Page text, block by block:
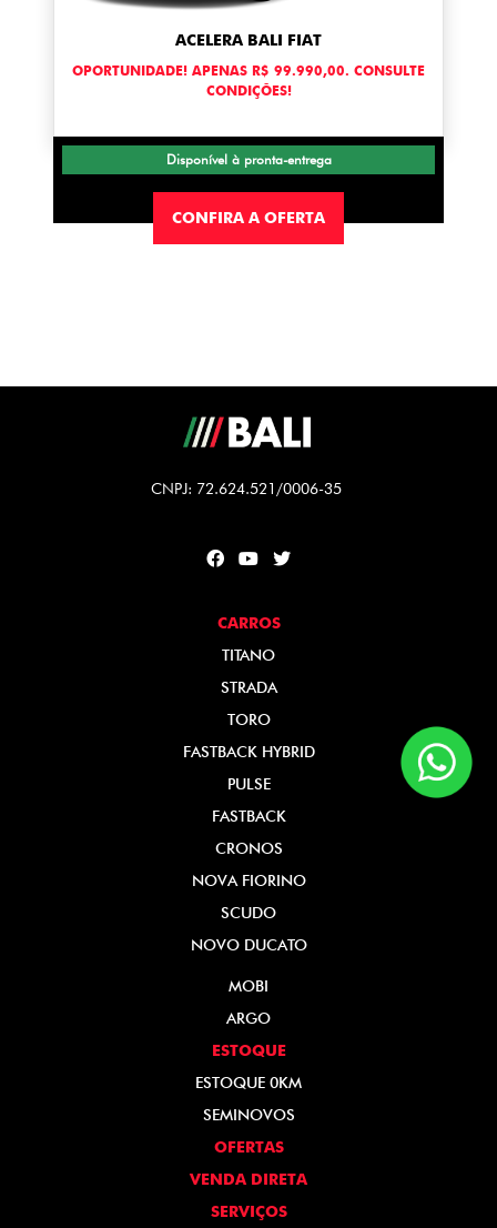
ACELERA BALI FIAT
OPORTUNIDADE! APENAS R$ 99.990,00. CONSULTE
CONDIÇÕES!
Disponível à pronta-entrega
CONFIRA A OFERTA
CNPJ: 72.624.521/0006-35
CARROS
TITANO
STRADA
TORO
FASTBACK HYBRID
PULSE
FASTBACK
CRONOS
NOVA FIORINO
SCUDO
NOVO DUCATO
MOBI
ARGO
ESTOQUE
ESTOQUE 0KM
SEMINOVOS
OFERTAS
VENDA DIRETA
SERVIÇOS